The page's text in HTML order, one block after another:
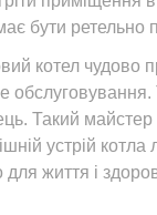
бути ретельно
котел чудово
Такий
устрій
для життя і